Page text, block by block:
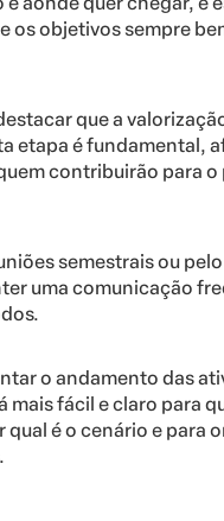
os objetivos sempre
que a
etapa é fundamental,
contribuirão para o
semestrais ou
uma comunicação
o andamento das
mais fácil e claro para
qual é o cenário e para